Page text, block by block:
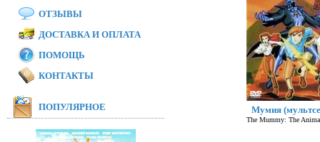
Мумия
The Mummy: The
ОТЗЫВЫ
ДОСТАВКА И ОПЛАТА
ПОМОЩЬ
КОНТАКТЫ
ПОПУЛЯРНОЕ